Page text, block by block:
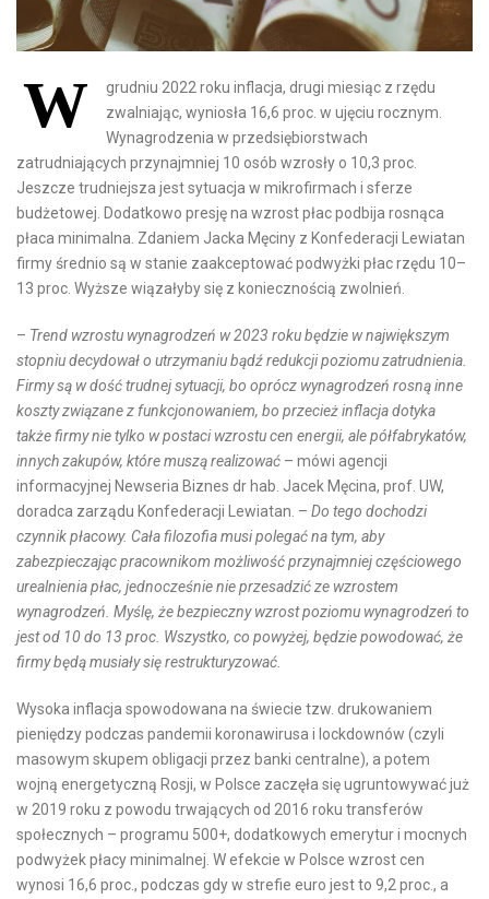
W
grudniu 2022 roku inflacja, drugi miesiąc z rzędu
zwalniając, wyniosła 16,6 proc. w ujęciu rocznym.
Wynagrodzenia w przedsiębiorstwach
zatrudniających przynajmniej 10 osób wzrosły o 10,3 proc.
Jeszcze trudniejsza jest sytuacja w mikrofirmach i sferze
budżetowej. Dodatkowo presję na wzrost płac podbija rosnąca
płaca minimalna. Zdaniem Jacka Męciny z Konfederacji Lewiatan
firmy średnio są w stanie zaakceptować podwyżki płac rzędu 10–
13 proc. Wyższe wiązałyby się z koniecznością zwolnień.
– Trend wzrostu wynagrodzeń w 2023 roku będzie w największym
stopniu decydował o utrzymaniu bądź redukcji poziomu zatrudnienia.
Firmy są w dość trudnej sytuacji, bo oprócz wynagrodzeń rosną inne
koszty związane z funkcjonowaniem, bo przecież inflacja dotyka
także firmy nie tylko w postaci wzrostu cen energii, ale półfabrykatów,
innych zakupów, które muszą realizować – mówi agencji
informacyjnej Newseria Biznes dr hab. Jacek Męcina, prof. UW,
doradca zarządu Konfederacji Lewiatan. – Do tego dochodzi
czynnik płacowy. Cała filozofia musi polegać na tym, aby
zabezpieczając pracownikom możliwość przynajmniej częściowego
urealnienia płac, jednocześnie nie przesadzić ze wzrostem
wynagrodzeń. Myślę, że bezpieczny wzrost poziomu wynagrodzeń to
jest od 10 do 13 proc. Wszystko, co powyżej, będzie powodować, że
firmy będą musiały się restrukturyzować.
Wysoka inflacja spowodowana na świecie tzw. drukowaniem
pieniędzy podczas pandemii koronawirusa i lockdownów (czyli
masowym skupem obligacji przez banki centralne), a potem
wojną energetyczną Rosji, w Polsce zaczęła się ugruntowywać już
w 2019 roku z powodu trwających od 2016 roku transferów
społecznych – programu 500+, dodatkowych emerytur i mocnych
podwyżek płacy minimalnej. W efekcie w Polsce wzrost cen
wynosi 16,6 proc., podczas gdy w strefie euro jest to 9,2 proc., a